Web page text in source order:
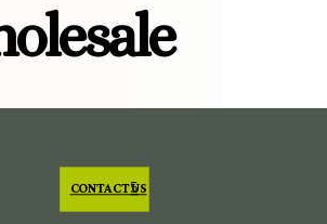
CONTACT US